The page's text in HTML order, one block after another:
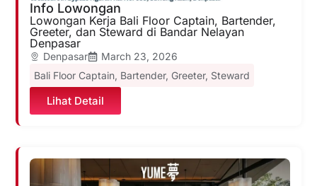
Info Lowongan
Lowongan Kerja Bali Floor Captain, Bartender,
Greeter, dan Steward di Bandar Nelayan
Denpasar
Denpasar
March 23, 2026
Bali Floor Captain, Bartender, Greeter, Steward
Lihat Detail